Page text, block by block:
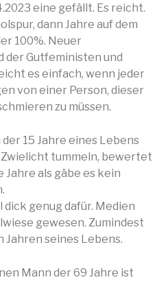
eine gefällt. Es reicht.
dann Jahre auf dem
100%. Neuer
der Gutfeministen und
es einfach, wenn jeder
von einer Person, dieser
zu müssen.
15 Jahre eines Lebens
Zwielicht tummeln, bewertet
Jahre als gäbe es kein
dick genug dafür. Medien
gewesen. Zumindest
Jahren seines Lebens.
Mann der 69 Jahre ist